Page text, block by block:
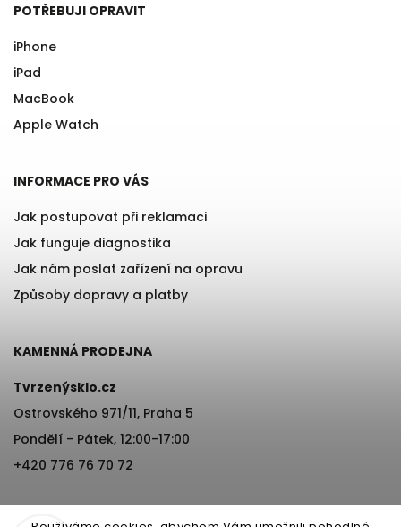
POTŘEBUJI OPRAVIT
iPhone
iPad
MacBook
Apple Watch
INFORMACE PRO VÁS
Jak postupovat při reklamaci
Jak funguje diagnostika
Jak nám poslat zařízení na opravu
Způsoby dopravy a platby
KAMENNÁ PRODEJNA
Tvrzenýsklo.cz
Ostrovského 971/11, Praha 5
Pondělí - Pátek, 12:00-17:00
+420 776 76 70 72